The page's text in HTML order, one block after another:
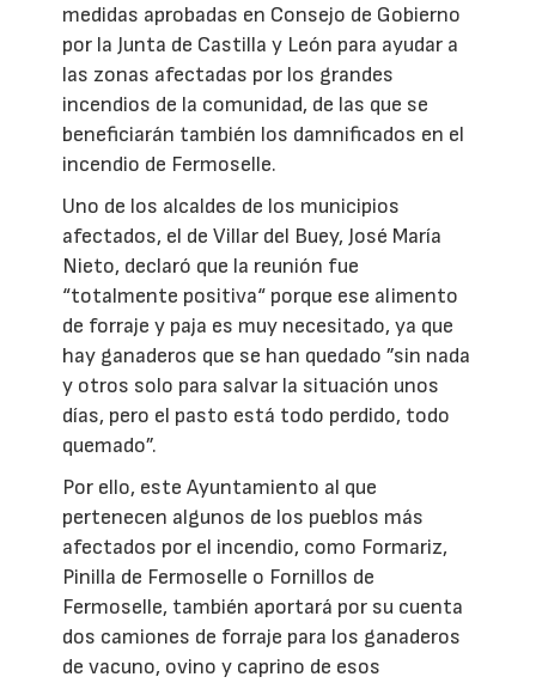
medidas aprobadas en Consejo de Gobierno
por la Junta de Castilla y León para ayudar a
las zonas afectadas por los grandes
incendios de la comunidad, de las que se
beneficiarán también los damnificados en el
incendio de Fermoselle.
Uno de los alcaldes de los municipios
afectados, el de Villar del Buey, José María
Nieto, declaró que la reunión fue
“totalmente positiva“ porque ese alimento
de forraje y paja es muy necesitado, ya que
hay ganaderos que se han quedado ”sin nada
y otros solo para salvar la situación unos
días, pero el pasto está todo perdido, todo
quemado”.
Por ello, este Ayuntamiento al que
pertenecen algunos de los pueblos más
afectados por el incendio, como Formariz,
Pinilla de Fermoselle o Fornillos de
Fermoselle, también aportará por su cuenta
dos camiones de forraje para los ganaderos
de vacuno, ovino y caprino de esos